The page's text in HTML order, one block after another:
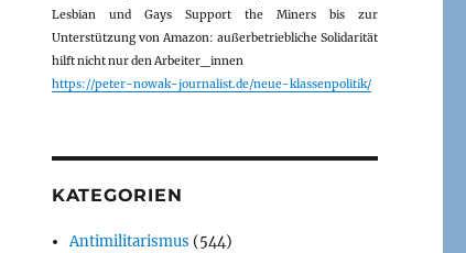
Lesbian und Gays Support the Miners bis zur
Unterstützung von Amazon: außerbetriebliche Solidarität
hilft nicht nur den Arbeiter_innen
https://peter-nowak-journalist.de/neue-klassenpolitik/
KATEGORIEN
Antimilitarismus (544)